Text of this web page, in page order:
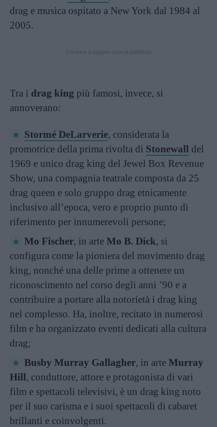
drag e musica ospitato a New York dal 1984 al
2005.
Tra i drag king più famosi, invece, si
annoverano:
Stormé DeLarverie, considerata la
promotrice della prima rivolta di Stonewall del
1969 e unico drag king del Jewel Box Revenue
Show, una compagnia teatrale composta da 25
drag queen e solo gruppo drag etnicamente
inclusivo all’epoca, vero e proprio punto di
riferimento per innumerevoli persone;
Mo Fischer, in arte Mo B. Dick, si
configura come la pioniera del movimento drag
king, nonché una delle prime a ottenere un
riconoscimento nel corso degli anni ’90 e a
contribuire a portare alla notorietà i drag king
nel complesso. Ha, inoltre, recitato in numerosi
film e ha organizzato eventi dedicati alla cultura
drag;
Busby Murray Gallagher, in arte Murray
Hill, conduttore, attore e protagonista di vari
film e spettacoli televisivi, è un drag king noto
per il suo carisma e i suoi spettacoli di cabaret
brillanti e coinvolgenti.